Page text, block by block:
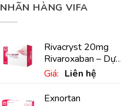
NHÃN HÀNG VIFA
Rivacryst 20mg
Rivaroxaban – Dự
phòng đột quỵ,
huyết khối tĩnh mạch
Giá: Liên hệ
Exnortan